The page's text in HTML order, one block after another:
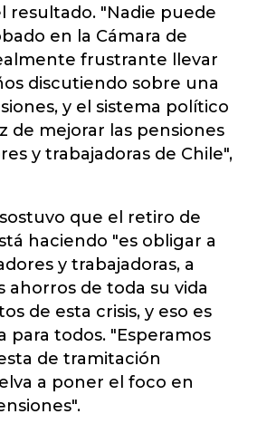
resultado. "Nadie puede
en la Cámara de
frustrante llevar
discutiendo sobre una
y el sistema político
de mejorar las pensiones
y trabajadoras de Chile",
que el retiro de
haciendo "es obligar a
y trabajadoras, a
ahorros de toda su vida
de esta crisis, y eso es
para todos. "Esperamos
de tramitación
a poner el foco en